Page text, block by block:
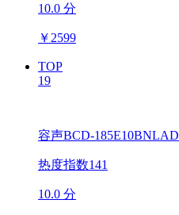
10.0 分
￥ 2599
TOP
19
容声BCD-185E10BNLAD
热度指数141
10.0 分